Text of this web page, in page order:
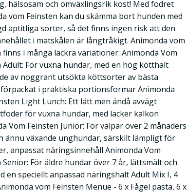
hälsosam och omväxlingsrik kost! Med fodret
vom Feinsten kan du skämma bort hunden med
aptitliga sorter, så det finns ingen risk att den
i matskålen är långtråkigt. Animonda vom
finns i många läckra variationer: Animonda Vom
Adult: För vuxna hundar, med en hög kötthalt
av noggrant utsökta köttsorter av bästa
i praktiska portionsformar Animonda
Light Lunch: Ett lätt men ändå avvägt
för vuxna hundar, med läcker kalkon
Vom Feinsten Junior: För valpar över 2 månaders
ännu växande unghundar, särskilt lämpligt för
anpassat näringsinnehåll Animonda Vom
Senior: För äldre hundar över 7 år, lättsmält och
en speciellt anpassad näringshalt Adult Mix I, 4
vom Feinsten Menue - 6 x Fågel pasta, 6 x